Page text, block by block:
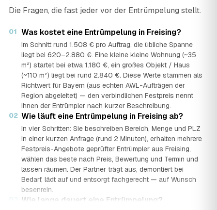
Die Fragen, die fast jeder vor der Entrümpelung stellt.
01 Was kostet eine Entrümpelung in Freising?
Im Schnitt rund 1.508 € pro Auftrag, die übliche Spanne
liegt bei 620–2.880 €. Eine kleine kleine Wohnung (~35
m²) startet bei etwa 1.180 €, ein großes Objekt / Haus
(~110 m²) liegt bei rund 2.840 €. Diese Werte stammen als
Richtwert für Bayern (aus echten AWL-Aufträgen der
Region abgeleitet) — den verbindlichen Festpreis nennt
Ihnen der Entrümpler nach kurzer Beschreibung.
02 Wie läuft eine Entrümpelung in Freising ab?
In vier Schritten: Sie beschreiben Bereich, Menge und PLZ
in einer kurzen Anfrage (rund 2 Minuten), erhalten mehrere
Festpreis-Angebote geprüfter Entrümpler aus Freising,
wählen das beste nach Preis, Bewertung und Termin und
lassen räumen. Der Partner trägt aus, demontiert bei
Bedarf, lädt auf und entsorgt fachgerecht — auf Wunsch
besenrein.
Wie lange dauert eine Entrümpelung?